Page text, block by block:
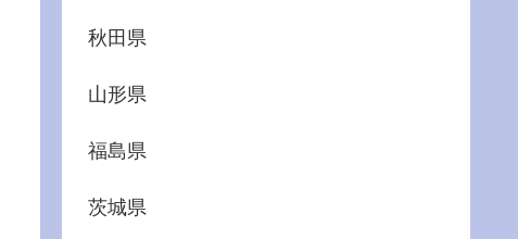
秋田県
山形県
福島県
茨城県